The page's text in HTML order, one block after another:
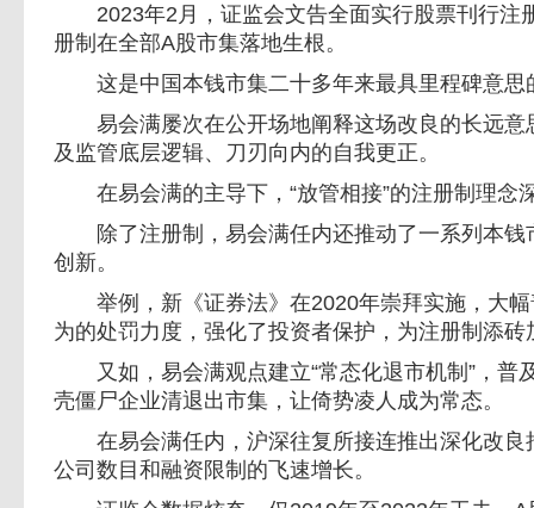
2023年2月，证监会文告全面实行股票刊行注
册制在全部A股市集落地生根。
这是中国本钱市集二十多年来最具里程碑意思
易会满屡次在公开场地阐释这场改良的长远意
及监管底层逻辑、刀刃向内的自我更正。
在易会满的主导下，“放管相接”的注册制理念
除了注册制，易会满任内还推动了一系列本钱
创新。
举例，新《证券法》在2020年崇拜实施，大幅
为的处罚力度，强化了投资者保护，为注册制添砖
又如，易会满观点建立“常态化退市机制”，普
壳僵尸企业清退出市集，让倚势凌人成为常态。
在易会满任内，沪深往复所接连推出深化改良
公司数目和融资限制的飞速增长。